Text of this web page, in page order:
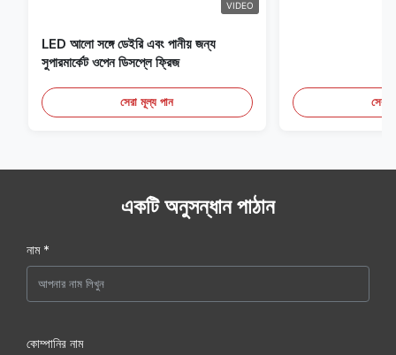
VIDEO
LED আলো সঙ্গে ডেইরি এবং পানীয় জন্য
সুপারমার্কেট ওপেন ডিসপ্লে ফ্রিজ
সেরা মূল্য পান সেরা
একটি অনুসন্ধান পাঠান
নাম *
কোম্পানির নাম